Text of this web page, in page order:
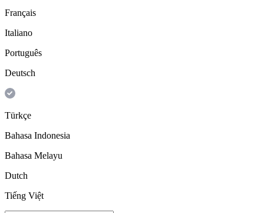
Français
Italiano
Português
Deutsch
Türkçe
Bahasa Indonesia
Bahasa Melayu
Dutch
Tiếng Việt